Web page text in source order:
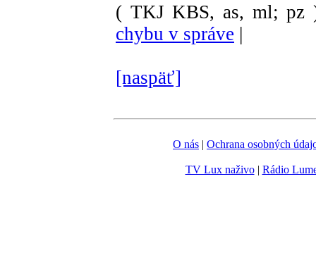
( TKJ KBS, as, ml; pz
chybu v správe |
[naspäť]
O nás | Ochrana osobných
TV Lux naživo| Rádio